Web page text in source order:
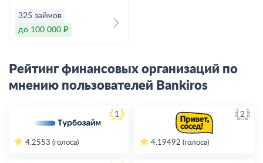
325 займов
до 100 000 ₽
Рейтинг финансовых организаций по
мнению пользователей Bankiros
1
4.2553 (голоса)
2
4.19492 (голоса)